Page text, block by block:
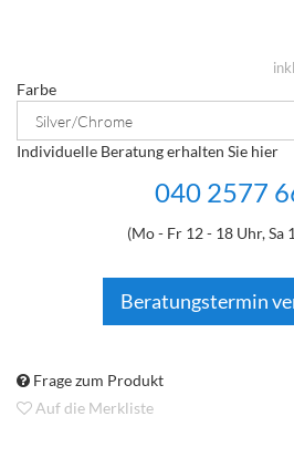
Farbe
Individuelle Beratung erhalten Sie hier
040 2577
(Mo - Fr 12 - 18 Uhr, Sa
Beratungstermin
Frage zum Produkt
Auf die Merkliste